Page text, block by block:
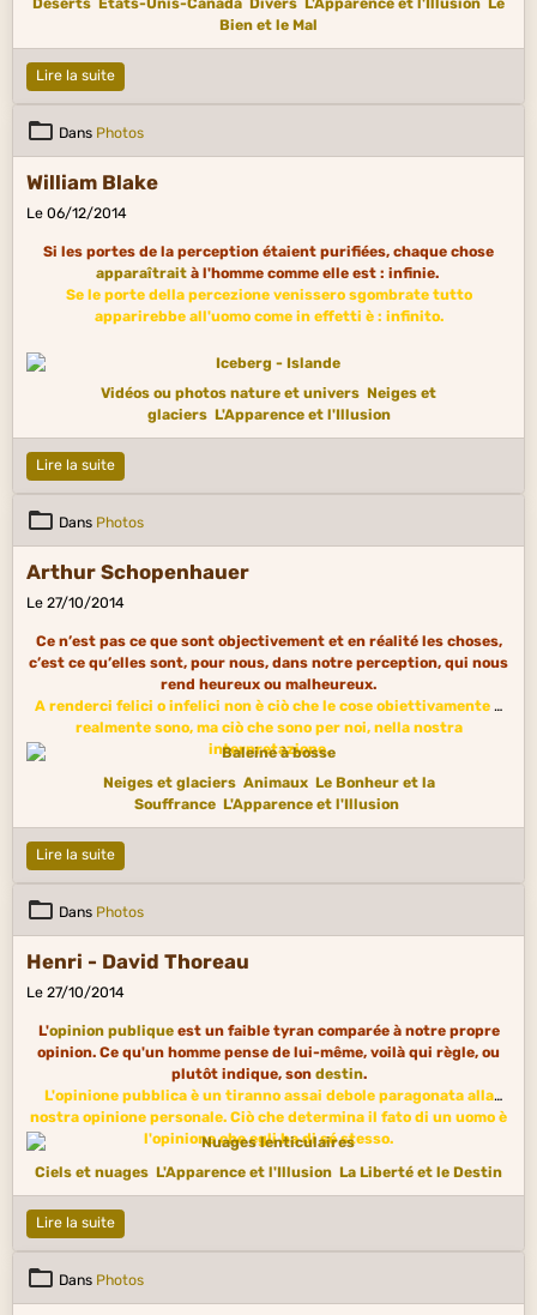
Bien et le Mal
Lire la suite
Dans Photos
William Blake
Le 06/12/2014
Si les portes de la perception étaient purifiées, chaque chose
apparaîtraità l'homme comme elle est : infinie.
Se le porte della percezione venissero sgombrate tutto
apparirebbe all'uomo come in effetti è : infinito.
Vidéos ou photos nature et univers Neiges et
glaciers L'Apparence et l'Illusion
Lire la suite
Dans Photos
Arthur Schopenhauer
Le 27/10/2014
Ce n’est pas ce que sont objectivement et en réalité les choses,
c’est ce qu’elles sont, pour nous, dans notre perception, qui nous
rend heureux ou malheureux.
A renderci felici o infelici non è ciò che le cose obiettivamente e
realmente sono, ma ciò che sono per noi, nella nostra
interpretazione.
Neiges et glaciers Animaux Le Bonheur et la
Souffrance L'Apparence et l'Illusion
Lire la suite
Dans Photos
Henri - David Thoreau
Le 27/10/2014
L'opinion publiqueest un faible tyran comparée à notre propre
opinion. Ce qu'un homme pense de lui-même, voilà qui règle, ou
plutôt indique, son destin.
L'opinione pubblica è un tiranno assai debole paragonata alla
nostra opinione personale. Ciò che determina il fato di un uomo è
l'opinione che egli ha di sé stesso.
Ciels et nuages L'Apparence et l'Illusion La Liberté et le Destin
Lire la suite
Dans Photos